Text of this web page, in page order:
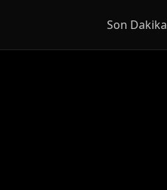
Son Dakika